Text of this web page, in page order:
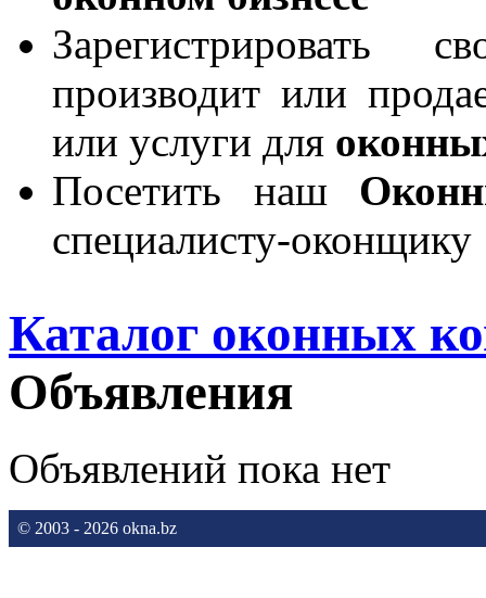
производит или
или услуги для
Посетить наш
специалисту-оконщику
Каталог оконных
Объявления
Объявлений пока нет
© 2003 - 2026 okna.bz